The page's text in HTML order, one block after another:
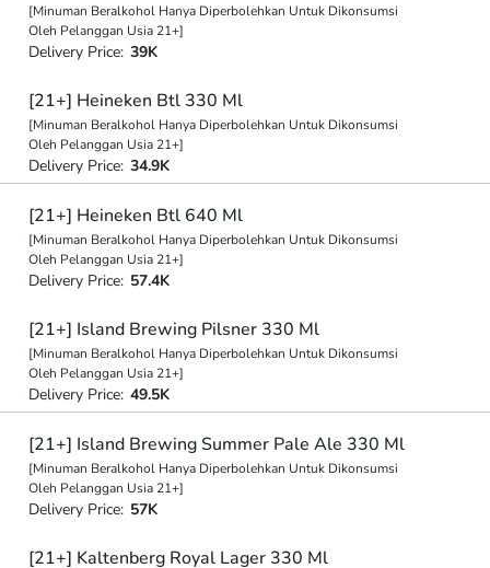
[Minuman Beralkohol Hanya Diperbolehkan Untuk Dikonsumsi
Oleh Pelanggan Usia 21+]
Delivery Price: 39K
[21+] Heineken Btl 330 Ml
[Minuman Beralkohol Hanya Diperbolehkan Untuk Dikonsumsi
Oleh Pelanggan Usia 21+]
Delivery Price: 34.9K
[21+] Heineken Btl 640 Ml
[Minuman Beralkohol Hanya Diperbolehkan Untuk Dikonsumsi
Oleh Pelanggan Usia 21+]
Delivery Price: 57.4K
[21+] Island Brewing Pilsner 330 Ml
[Minuman Beralkohol Hanya Diperbolehkan Untuk Dikonsumsi
Oleh Pelanggan Usia 21+]
Delivery Price: 49.5K
[21+] Island Brewing Summer Pale Ale 330 Ml
[Minuman Beralkohol Hanya Diperbolehkan Untuk Dikonsumsi
Oleh Pelanggan Usia 21+]
Delivery Price: 57K
[21+] Kaltenberg Royal Lager 330 Ml